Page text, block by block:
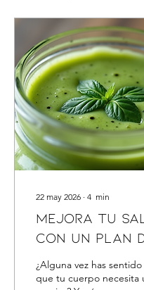
22 may 2026 ∙ 4 min
Mejora tu
con un plan
de 21 días
¿Alguna vez has sentido
que tu cuerpo necesita